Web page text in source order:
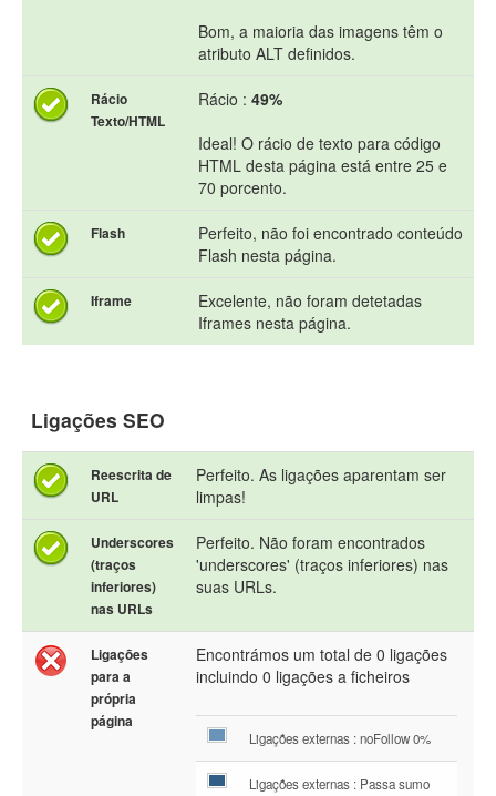
Bom, a maioria das imagens têm o
atributo ALT definidos.
Rácio
Texto/HTML
Rácio : 49%
Ideal! O rácio de texto para código
HTML desta página está entre 25 e
70 porcento.
Flash
Perfeito, não foi encontrado conteúdo
Flash nesta página.
Iframe
Excelente, não foram detetadas
Iframes nesta página.
Ligações SEO
Reescrita de
URL
Perfeito. As ligações aparentam ser
limpas!
Underscores
(traços
inferiores)
nas URLs
Perfeito. Não foram encontrados
'underscores' (traços inferiores) nas
suas URLs.
Ligações
para a
própria
página
Encontrámos um total de 0 ligações
incluindo 0 ligações a ficheiros
Ligações externas : noFollow 0%
Ligações externas : Passa sumo